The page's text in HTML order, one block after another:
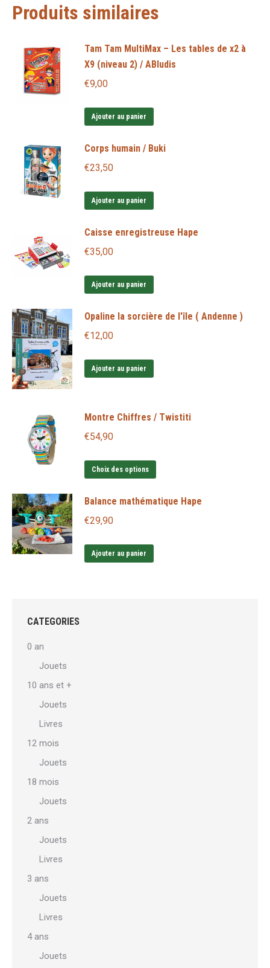
Produits similaires
Tam Tam MultiMax – Les tables de x2 à
X9 (niveau 2) / ABludis
€9,00
Ajouter au panier
Corps humain / Buki
€23,50
Ajouter au panier
Caisse enregistreuse Hape
€35,00
Ajouter au panier
Opaline la sorcière de l'île ( Andenne )
€12,00
Ajouter au panier
Montre Chiffres / Twistiti
€54,90
Choix des options
a
Balance mathématique Hape
€29,90
Ajouter au panier
CATEGORIES
0 an
Jouets
10 ans et +
Jouets
Livres
12 mois
Jouets
18 mois
Jouets
2 ans
Jouets
Livres
3 ans
Jouets
Livres
4 ans
Jouets